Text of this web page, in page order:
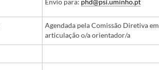
Agendada pela Comissão Diretiva em
articulação o/a orientador/a